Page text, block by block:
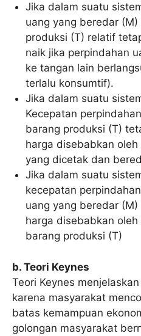
Jika dalam suatu
uang yang beredar
produksi (T) relatif
naik jika perpindahan
ke tangan lain
terlalu konsumtif).
Jika dalam suatu
Kecepatan
barang produksi (T)
harga disebabkan
yang dicetak dan
Jika dalam suatu
kecepatan
uang yang beredar
harga disebabkan
barang produksi (T)
b. Teori Keynes
Teori Keynes
karena masyarakat
batas kemampuan
golongan masyarakat